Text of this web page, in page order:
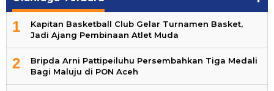
1
Kapitan Basketball Club Gelar Turnamen Basket,
Jadi Ajang Pembinaan Atlet Muda
2
Bripda Arni Pattipeiluhu Persembahkan Tiga Medali
Bagi Maluju di PON Aceh